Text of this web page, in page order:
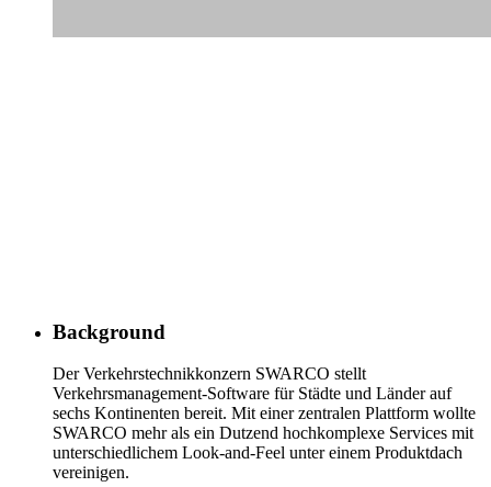
Background
Der Verkehrstechnikkonzern SWARCO stellt
Verkehrsmanagement-Software für Städte und Länder auf
sechs Kontinenten bereit. Mit einer zentralen Plattform wollte
SWARCO mehr als ein Dutzend hochkomplexe Services mit
unterschiedlichem Look-and-Feel unter einem Produktdach
vereinigen.